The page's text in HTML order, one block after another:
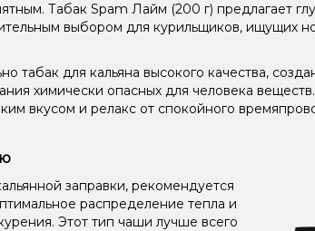
Табак Spam Лайм (200 г) предлагает
выбором для курильщиков, ищущих
табак для кальяна высокого качества,
химически опасных для человека
вкусом и релакс от спокойного
заправки, рекомендуется
распределение тепла и
Этот тип чаши лучше всего